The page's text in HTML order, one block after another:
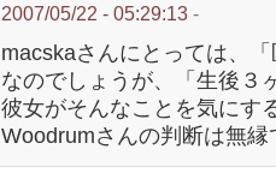
2007/05/22 - 05:29:13 -
macskaさんにとっては、
なのでしょうが、「生後３
彼女がそんなことを気にす
Woodrumさんの判断は無